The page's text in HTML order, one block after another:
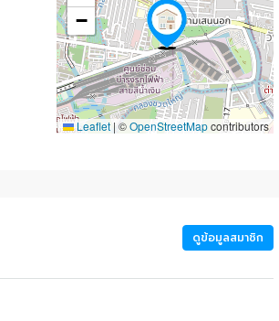
−
Leaflet | ©OpenStreetMapcontributors
ดูข้อมูลสมาชิก